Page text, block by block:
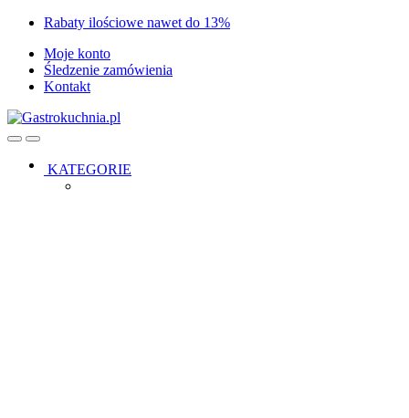
Skip
navigation
Skip
content
Rabaty ilościowe nawet do 13%
Moje konto
Śledzenie zamówienia
Kontakt
OpenClose
KATEGORIE